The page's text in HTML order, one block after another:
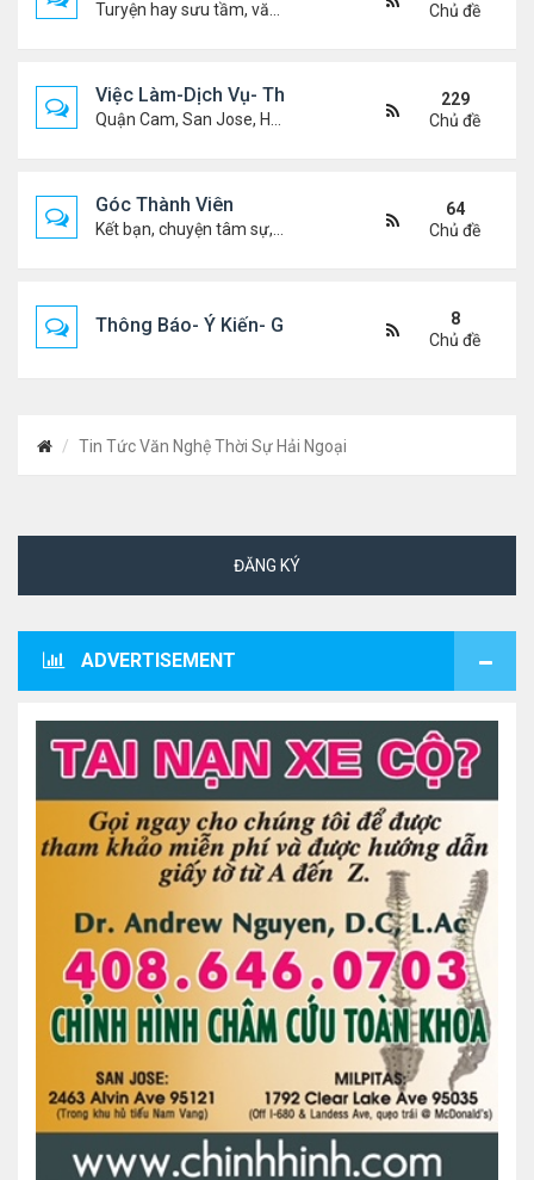
Chủ đề
Việc Làm-Dịch Vụ- Thuê Nhà
229
Chủ đề
Góc Thành Viên
64
Chủ đề
Thông Báo- Ý Kiến- Góp Ý- Liên Lạc
8
Chủ đề
Tin Tức Văn Nghệ Thời Sự Hải Ngoại
ĐĂNG KÝ
ADVERTISEMENT